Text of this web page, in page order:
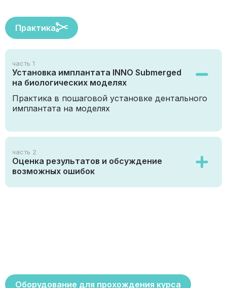
Практика
часть 1
Установка имплантата INNO Submerged
на биологических моделях
Практика в пошаговой установке дентального
имплантата на моделях
часть 2
Оценка результатов и обсуждение
возможных ошибок
Оборудование для прохождения курса